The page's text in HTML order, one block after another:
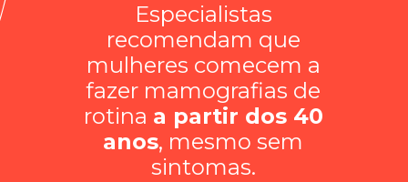
Especialistas
recomendam que
mulheres comecem a
fazer mamografias de
rotina a partir dos 40
anos, mesmo sem
sintomas.